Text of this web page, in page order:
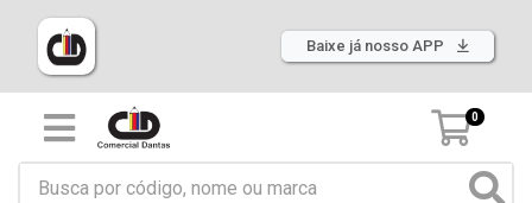
Baixe já nosso APP
0